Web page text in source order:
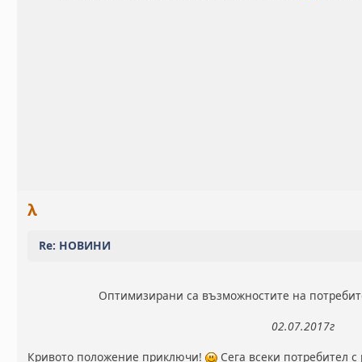
λ
Re: НОВИНИ
Оптимизирани са възможностите на
02.07.2017г
Кривото положение приключи!
Сега всеки потребител